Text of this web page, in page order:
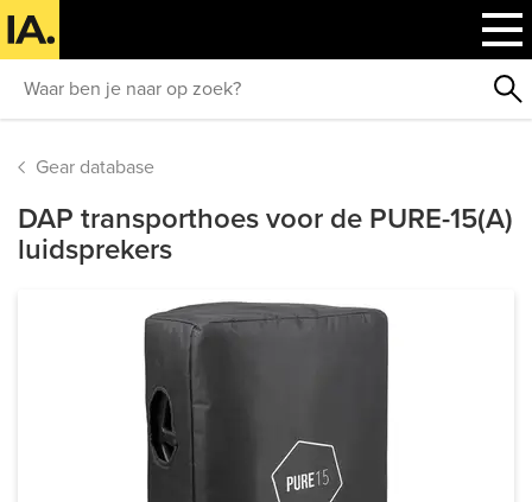
Gear database
DAP transporthoes voor de PURE-15(A)
luidsprekers